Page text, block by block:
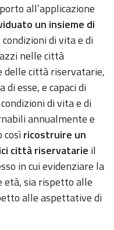
all’applicazione
un insieme di
di vita e di
nelle città
delle città riservatarie,
di esse, e capaci di
di vita e di
annualmente e
cosìricostruire un
città riservatarie il
in cui evidenziare la
età, sia rispetto alle
alle aspettative di